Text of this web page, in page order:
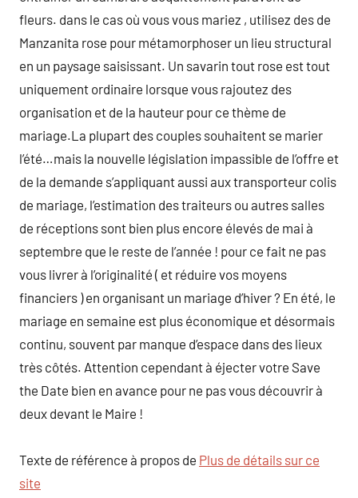
fleurs. dans le cas où vous vous mariez , utilisez des de
Manzanita rose pour métamorphoser un lieu structural
en un paysage saisissant. Un savarin tout rose est tout
uniquement ordinaire lorsque vous rajoutez des
organisation et de la hauteur pour ce thème de
mariage.La plupart des couples souhaitent se marier
l’été…mais la nouvelle législation impassible de l’offre et
de la demande s’appliquant aussi aux transporteur colis
de mariage, l’estimation des traiteurs ou autres salles
de réceptions sont bien plus encore élevés de mai à
septembre que le reste de l’année ! pour ce fait ne pas
vous livrer à l’originalité ( et réduire vos moyens
financiers ) en organisant un mariage d’hiver ? En été, le
mariage en semaine est plus économique et désormais
continu, souvent par manque d’espace dans des lieux
très côtés. Attention cependant à éjecter votre Save
the Date bien en avance pour ne pas vous découvrir à
deux devant le Maire !
Texte de référence à propos de Plus de détails sur ce
site